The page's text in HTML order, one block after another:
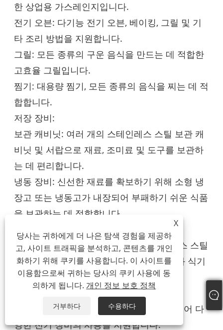
한 상업용 가스레인지입니다.
전기 오븐: 다기능 전기 오븐, 베이킹, 그릴 및 기
타 조리 방법을 지원합니다.
그릴: 모든 종류의 구운 음식을 만드는 데 적합한
고효율 그릴입니다.
찜기: 대용량 찜기, 모든 종류의 음식을 찌는 데 적
합합니다.
저장 장비:
보관 캐비닛: 여러 개의 스테인레스 스틸 보관 캐
비닛 및 서랍으로 재료, 조미료 및 도구를 보관하
는 데 편리합니다.
냉동 장비: 신선한 재료를 확보하기 위해 소형 냉
장고 또는 냉동고가 내장되어 부패하기 쉬운 식품
을 보관하는 데 적합합니다.
스테인리스 스틸 싱크대: 고품질 스테인리스 스틸
싱크대와 수도꼭지가 장착되어 있어 재료와 식기
를 쉽게 청소할 수 있습니다.
전력 장비:
전원 소켓: 다기능 전원 소켓이 내장되어 있어 다
양한 전기 장비의 사용을 지원합니다.
X
당사는 귀하에게 더 나은 탐색 경험을 제공하
고, 사이트 트래픽을 분석하고, 콘텐츠를 개인
화하기 위해 쿠키를 사용합니다. 이 사이트를
이용함으로써 귀하는 당사의 쿠키 사용에 동
의하게 됩니다. 개인 정보 보호 정책
거부하다 수용하다